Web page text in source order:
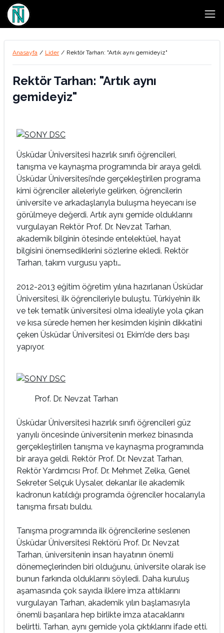
Anasayfa / Lider / Rektör Tarhan: "Artık aynı gemideyiz"
Rektör Tarhan: "Artık aynı
gemideyiz"
Üsküdar Üniversitesi hazırlık sınıfı öğrencileri,
tanışma ve kaynaşma programında bir araya geldi.
Üsküdar Üniversitesi’nde gerçekleştirilen programa
kimi öğrenciler aileleriyle gelirken, öğrencilerin
üniversite ve arkadaşlarıyla buluşma heyecanı ise
görülmeye değerdi. Artık aynı gemide olduklarını
vurgulayan Rektör Prof. Dr. Nevzat Tarhan,
akademik bilginin ötesinde entelektüel, hayat
bilgisini önemsediklerini sözlerine ekledi. Rektör
Tarhan, takım vurgusu yaptı…
2012-2013 eğitim öğretim yılına hazırlanan Üsküdar
Üniversitesi, ilk öğrencileriyle buluştu. Türkiye’nin ilk
ve tek tematik üniversitesi olma idealiyle yola çıkan
ve kısa sürede hemen her kesimden kişinin dikkatini
çeken Üsküdar Üniversitesi 01 Ekim’de ders başı
yapıyor.
Prof. Dr. Nevzat Tarhan
Üsküdar Üniversitesi hazırlık sınıfı öğrencileri güz
yarıyılı öncesinde üniversitenin merkez binasında
gerçekleştirilen tanışma ve kaynaşma programında
bir araya geldi. Rektör Prof. Dr. Nevzat Tarhan,
Rektör Yardımcısı Prof. Dr. Mehmet Zelka, Genel
Sekreter Selçuk Uysaler, dekanlar ile akademik
kadronun katıldığı programda öğrenciler hocalarıyla
tanışma fırsatı buldu.
Tanışma programında ilk öğrencilerine seslenen
Üsküdar Üniversitesi Rektörü Prof. Dr. Nevzat
Tarhan, üniversitenin insan hayatının önemli
dönemeçlerinden biri olduğunu, üniversite olarak ise
bunun farkında olduklarını söyledi. Daha kuruluş
aşamasında çok sayıda ilklere imza attıklarını
vurgulayan Tarhan, akademik yılın başlamasıyla
önemli başarılara hep birlikte imza atacaklarını
belirtti. Tarhan, aynı gemide yola çıktıklarını ifade etti.